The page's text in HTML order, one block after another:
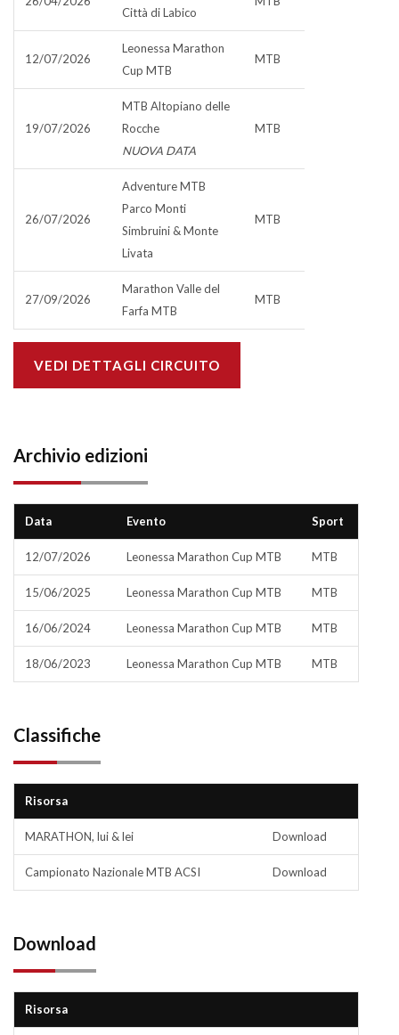
Città di Labico
12/07/2026
Leonessa Marathon
Cup MTB
MTB
19/07/2026
MTB Altopiano delle
Rocche
NUOVA DATA
MTB
26/07/2026
Adventure MTB
Parco Monti
Simbruini & Monte
Livata
MTB
27/09/2026
Marathon Valle del
Farfa MTB
MTB
VEDI DETTAGLI CIRCUITO
Archivio edizioni
Data Evento Sport
12/07/2026 Leonessa Marathon Cup MTB MTB
15/06/2025 Leonessa Marathon Cup MTB MTB
16/06/2024 Leonessa Marathon Cup MTB MTB
18/06/2023 Leonessa Marathon Cup MTB MTB
Classifiche
Risorsa
MARATHON, lui & lei Download
Campionato Nazionale MTB ACSI Download
Download
Risorsa